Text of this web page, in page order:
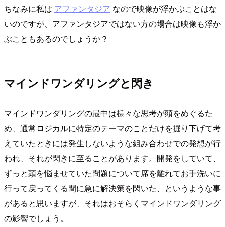
ちなみに私は アファンタジア なので映像が浮かぶことはな
いのですが、アファンタジアではない方の場合は映像も浮か
ぶこともあるのでしょうか？
マインドワンダリングと閃き
マインドワンダリングの最中は様々な思考が頭をめぐるた
め、通常ロジカルに特定のテーマのことだけを掘り下げて考
えていたときには発生しないような組み合わせでの発想が行
われ、それが閃きに至ることがあります。開発をしていて、
ずっと頭を悩ませていた問題について席を離れてお手洗いに
行って戻ってくる間に急に解決策を閃いた、というような事
があると思いますが、それはおそらくマインドワンダリング
の影響でしょう。